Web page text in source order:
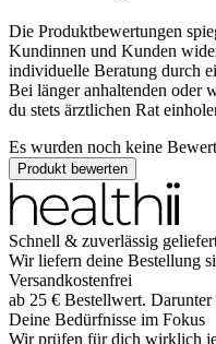
Die Produktbewertungen
Kundinnen und Kunden
individuelle Beratung durch
Bei länger anhaltenden oder
du stets ärztlichen Rat
Es wurden noch keine
Produkt bewerten
Schnell & zuverlässig
Wir liefern deine Bestellung
Versandkostenfrei
ab 25 € Bestellwert. Darunter
Deine Bedürfnisse im Fokus
Wir prüfen für dich wirklich